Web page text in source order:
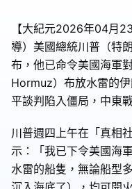
【大紀元2026年04月
導）美國總統川普（特
布，他已命令美國海軍
Hormuz）布放水雷的
平談判陷入僵局，中東
川普週四上午在「真相
示：「我已下令美國海
水雷的船隻，無論船型